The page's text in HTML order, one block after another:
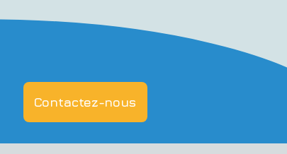
Contactez-nous